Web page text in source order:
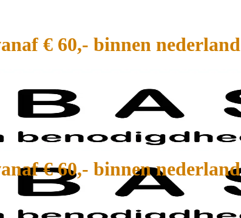
€ 60,- binnen nederland
€ 60,- binnen nederland